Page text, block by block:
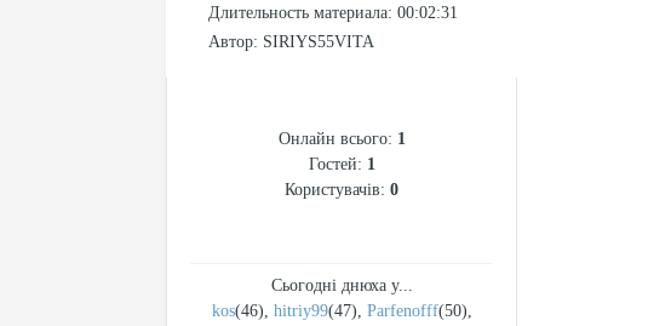
Длительность материала: 00:02:31
Автор: SIRIYS55VITA
Онлайн всього: 1
Гостей: 1
Користувачів: 0
Сьогодні днюха у...
kos(46), hitriy99(47), Parfenofff(50),